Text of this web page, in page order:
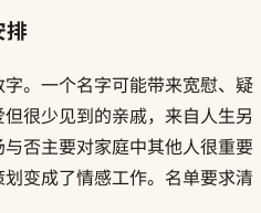
排
。一个名字可能带来宽慰、疑
很少见到的亲戚，来自人生另
否主要对家庭中其他人很重要
变成了情感工作。名单要求清